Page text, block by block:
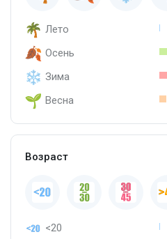
Лето
Осень
Зима
Весна
Возраст
<20